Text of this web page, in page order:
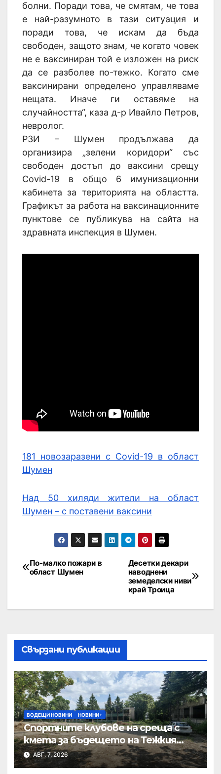
болни. Поради това, че смятам, че това
е най-разумното в тази ситуация и
поради това, че искам да бъда
свободен, защото знам, че когато човек
не е ваксиниран той е изложен на риск
да се разболее по-тежко. Когато сме
ваксинирани определено управляваме
нещата. Иначе ги оставяме на
случайността“, каза д-р Ивайло Петров,
невролог.
РЗИ – Шумен продължава да
организира „зелени коридори“ със
свободен достъп до ваксини срещу
Covid-19 в общо 6 имунизационни
кабинета за територията на областта.
Графикът за работа на ваксинационните
пунктове се публикува на сайта на
здравната инспекция в Шумен.
181 новозаразени с Covid-19 в област
Шумен
Над 50 хиляди жители на област
Шумен – с поставени ваксини
Десетки декари
наводнени
земеделски ниви
край Троица
По-малко пожари в
област Шумен
Свързани публикации
ВОДЕЩИ НОВИНИ НОВИНИ+
Спортните клубове на среща с
кмета за бъдещето на Тежкия
полк
АВГ. 7, 2026